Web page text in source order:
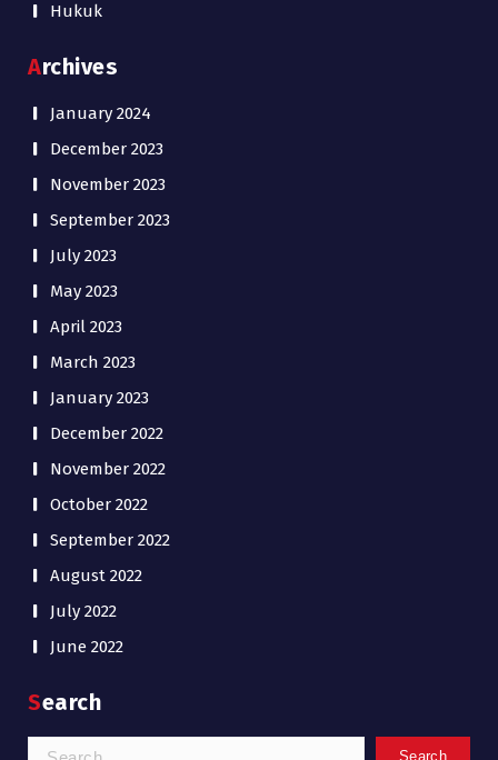
Hukuk
Archives
January 2024
December 2023
November 2023
September 2023
July 2023
May 2023
April 2023
March 2023
January 2023
December 2022
November 2022
October 2022
September 2022
August 2022
July 2022
June 2022
Search
Search